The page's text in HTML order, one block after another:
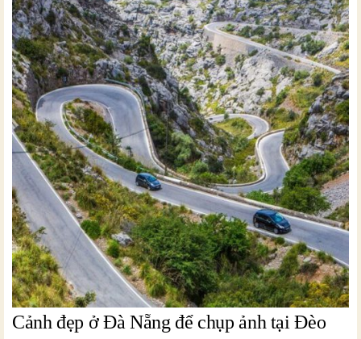
Cảnh đẹp ở Đà Nẵng để chụp ảnh tại Đèo